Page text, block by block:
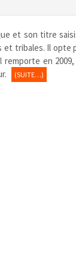
et son titre
et tribales. Il opte
remporte en
(SUITE…)